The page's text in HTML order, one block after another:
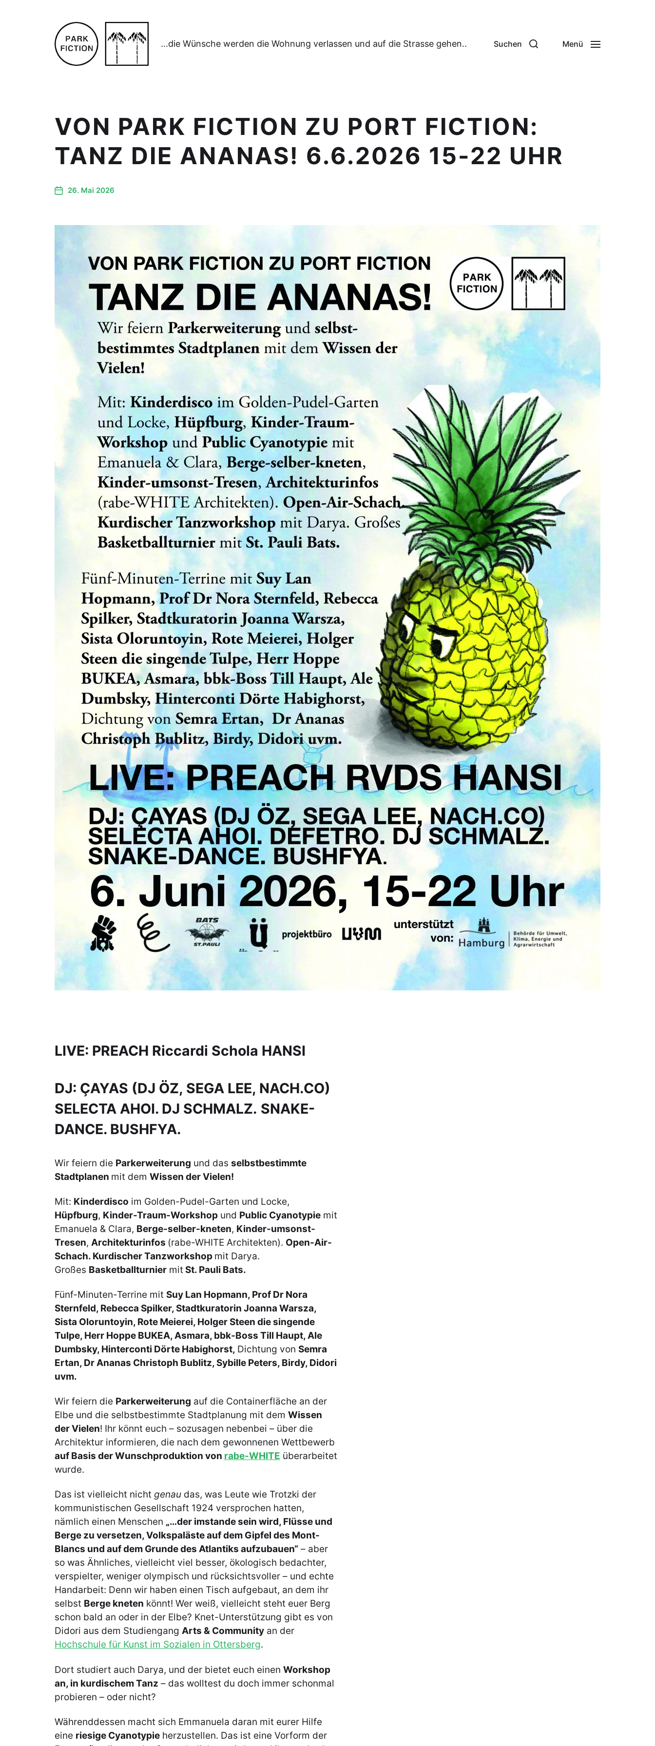
...die Wünsche werden die Wohnung verlassen und auf die Strasse gehen.. Suchen Menü
VON PARK FICTION ZU PORT FICTION:
TANZ DIE ANANAS! 6.6.2026 15-22 UHR
26. Mai 2026
LIVE: PREACH Riccardi Schola HANSI
DJ: ÇAYAS (DJ ÖZ, SEGA LEE, NACH.CO)
SELECTA AHOI. DJ SCHMALZ. SNAKE-
DANCE. BUSHFYA.
Wir feiern die Parkerweiterung und das selbstbestimmte
Stadtplanen mit dem Wissen der Vielen!
Mit: Kinderdisco im Golden-Pudel-Garten und Locke,
Hüpfburg, Kinder-Traum-Workshop und Public Cyanotypie mit
Emanuela & Clara, Berge-selber-kneten, Kinder-umsonst-
Tresen, Architekturinfos (rabe-WHITE Architekten). Open-Air-
Schach. Kurdischer Tanzworkshop mit Darya.
Großes Basketballturnier mit St. Pauli Bats.
Fünf-Minuten-Terrine mit Suy Lan Hopmann, Prof Dr Nora
Sternfeld, Rebecca Spilker, Stadtkuratorin Joanna Warsza,
Sista Oloruntoyin, Rote Meierei, Holger Steen die singende
Tulpe, Herr Hoppe BUKEA, Asmara, bbk-Boss Till Haupt, Ale
Dumbsky, Hinterconti Dörte Habighorst, Dichtung von Semra
Ertan, Dr Ananas Christoph Bublitz, Sybille Peters, Birdy, Didori
uvm.
Wir feiern die Parkerweiterung auf die Containerfläche an der
Elbe und die selbstbestimmte Stadtplanung mit dem Wissen
derVielen! Ihr könnt euch – sozusagen nebenbei – über die
Architektur informieren, die nach dem gewonnenen Wettbewerb
auf Basis der Wunschproduktion von rabe-WHITE überarbeitet
wurde.
Das ist vielleicht nicht genau das, was Leute wie Trotzki der
kommunistischen Gesellschaft 1924 versprochen hatten,
nämlich einen Menschen „…der imstande sein wird, Flüsse und
Berge zu versetzen, Volkspaläste auf dem Gipfel des Mont-
Blancs und auf dem Grunde des Atlantiks aufzubauen“ – aber
so was Ähnliches, vielleicht viel besser, ökologisch bedachter,
verspielter, weniger olympisch und rücksichtsvoller – und echte
Handarbeit: Denn wir haben einen Tisch aufgebaut, an dem ihr
selbst Berge kneten könnt! Wer weiß, vielleicht steht euer Berg
schon bald an oder in der Elbe? Knet-Unterstützung gibt es von
Didori aus dem Studiengang Arts & Community an der
Hochschule für Kunst im Sozialen in Ottersberg.
Dort studiert auch Darya, und der bietet euch einen Workshop
an, in kurdischem Tanz – das wolltest du doch immer schonmal
probieren – oder nicht?
Währenddessen macht sich Emmanuela daran mit eurer Hilfe
eine riesige Cyanotypie herzustellen. Das ist eine Vorform der